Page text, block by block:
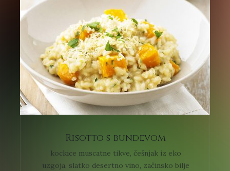
Risotto s bundevom
kockice muscatne tikve, češnjak iz eko
uzgoja, slatko desertno vino, začinsko bilje